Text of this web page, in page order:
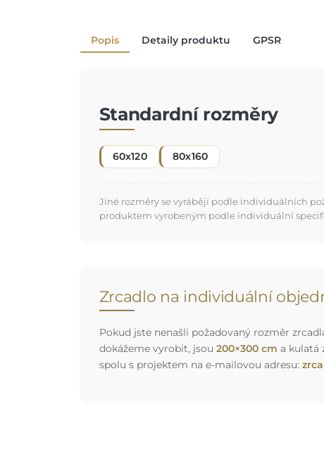
Popis Detaily produktu GPSR
Standardní rozměry
60x120 80x160
Jiné rozměry se vyrábějí podle individuálních
produktem vyrobeným podle individuální
Zrcadlo na individuální
Pokud jste nenašli požadovaný rozměr
dokážeme vyrobit, jsou 200×300 cm a kulatá
spolu s projektem na e-mailovou adresu: